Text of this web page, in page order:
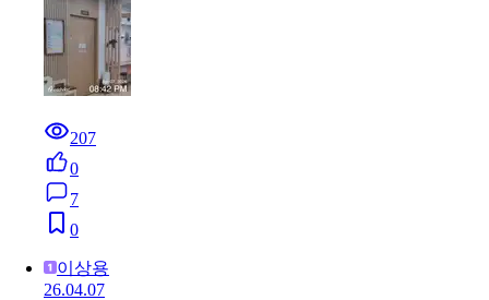
207
0
7
0
이상용
26.04.07